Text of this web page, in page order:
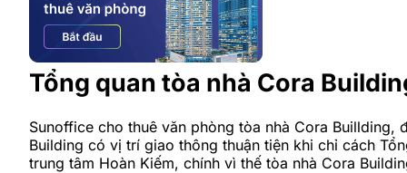
Tổng quan tòa nhà Cora
Sunoffice cho thuê văn phòng tòa nhà Cora
Building có vị trí giao thông thuận tiện khi chỉ cách
trung tâm Hoàn Kiếm, chính vì thế tòa nhà Cora